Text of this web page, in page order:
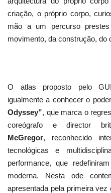
criação, o próprio corpo,
mão a um percurso
movimento, da construção, do
O atlas proposto pelo
igualmente a conhecer o
Odyssey”, que marca o
coreógrafo e director
McGregor, reconhecido
tecnológicas e
performance, que
moderna. Nesta ode
apresentada pela primeira